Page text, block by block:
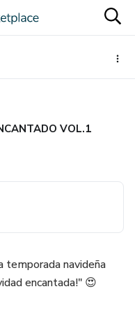
VOL.1
temporada navideña
encantada!" 😍